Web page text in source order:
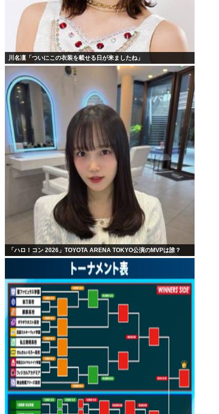
川名凜「ついにこの衣装を載せる日が来ましたね」
「ハロ！コン 2026」TOYOTA ARENA TOKYO公演のMVPは誰？